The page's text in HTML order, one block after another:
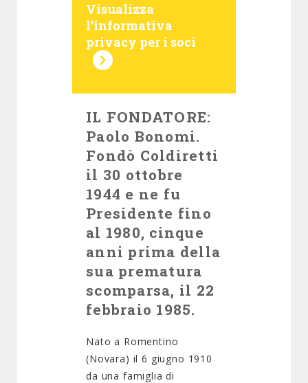
Visualizza
l’informativa
privacy per i soci
IL FONDATORE:
Paolo Bonomi.
Fondò Coldiretti
il 30 ottobre
1944 e ne fu
Presidente fino
al 1980, cinque
anni prima della
sua prematura
scomparsa, il 22
febbraio 1985.
Nato a Romentino
(Novara) il 6 giugno 1910
da una famiglia di